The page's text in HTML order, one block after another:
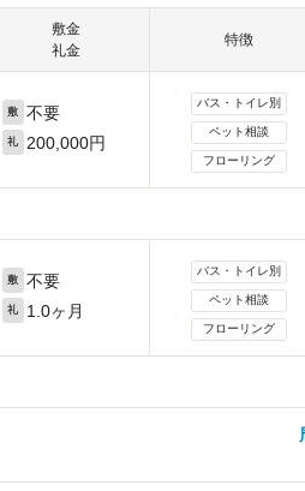
敷金
礼金
特徴
敷 不要
礼 200,000円
バス・トイレ別
ペット相談
フローリング
敷 不要
礼 1.0ヶ月
バス・トイレ別
ペット相談
フローリング